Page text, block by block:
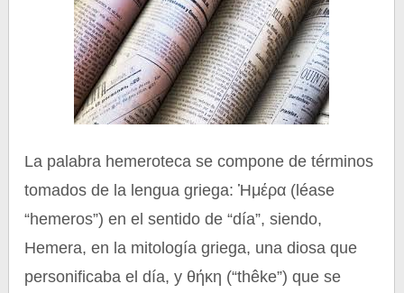
La palabra hemeroteca se compone de términos
tomados de la lengua griega: Ἡμέρα (léase
“hemeros”) en el sentido de “día”, siendo,
Hemera, en la mitología griega, una diosa que
personificaba el día, y θήκη (“thêke”) que se